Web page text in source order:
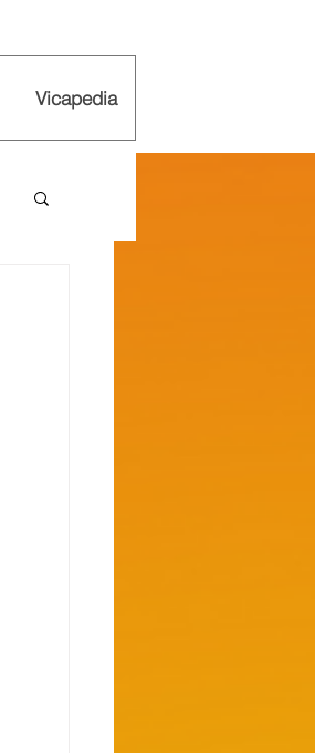
Vicapedia